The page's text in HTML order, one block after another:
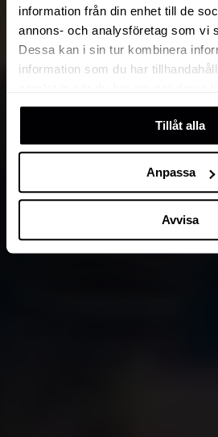
information från din enhet till de
annons- och analysföretag som vi
Dessa kan i sin tur kombinera
information som du har
att klicka på “information” för att
cookies som ska sättas. Läs vår
cookies, deras funktion, varför vi
Tillåt alla
Anpassa
Avvisa